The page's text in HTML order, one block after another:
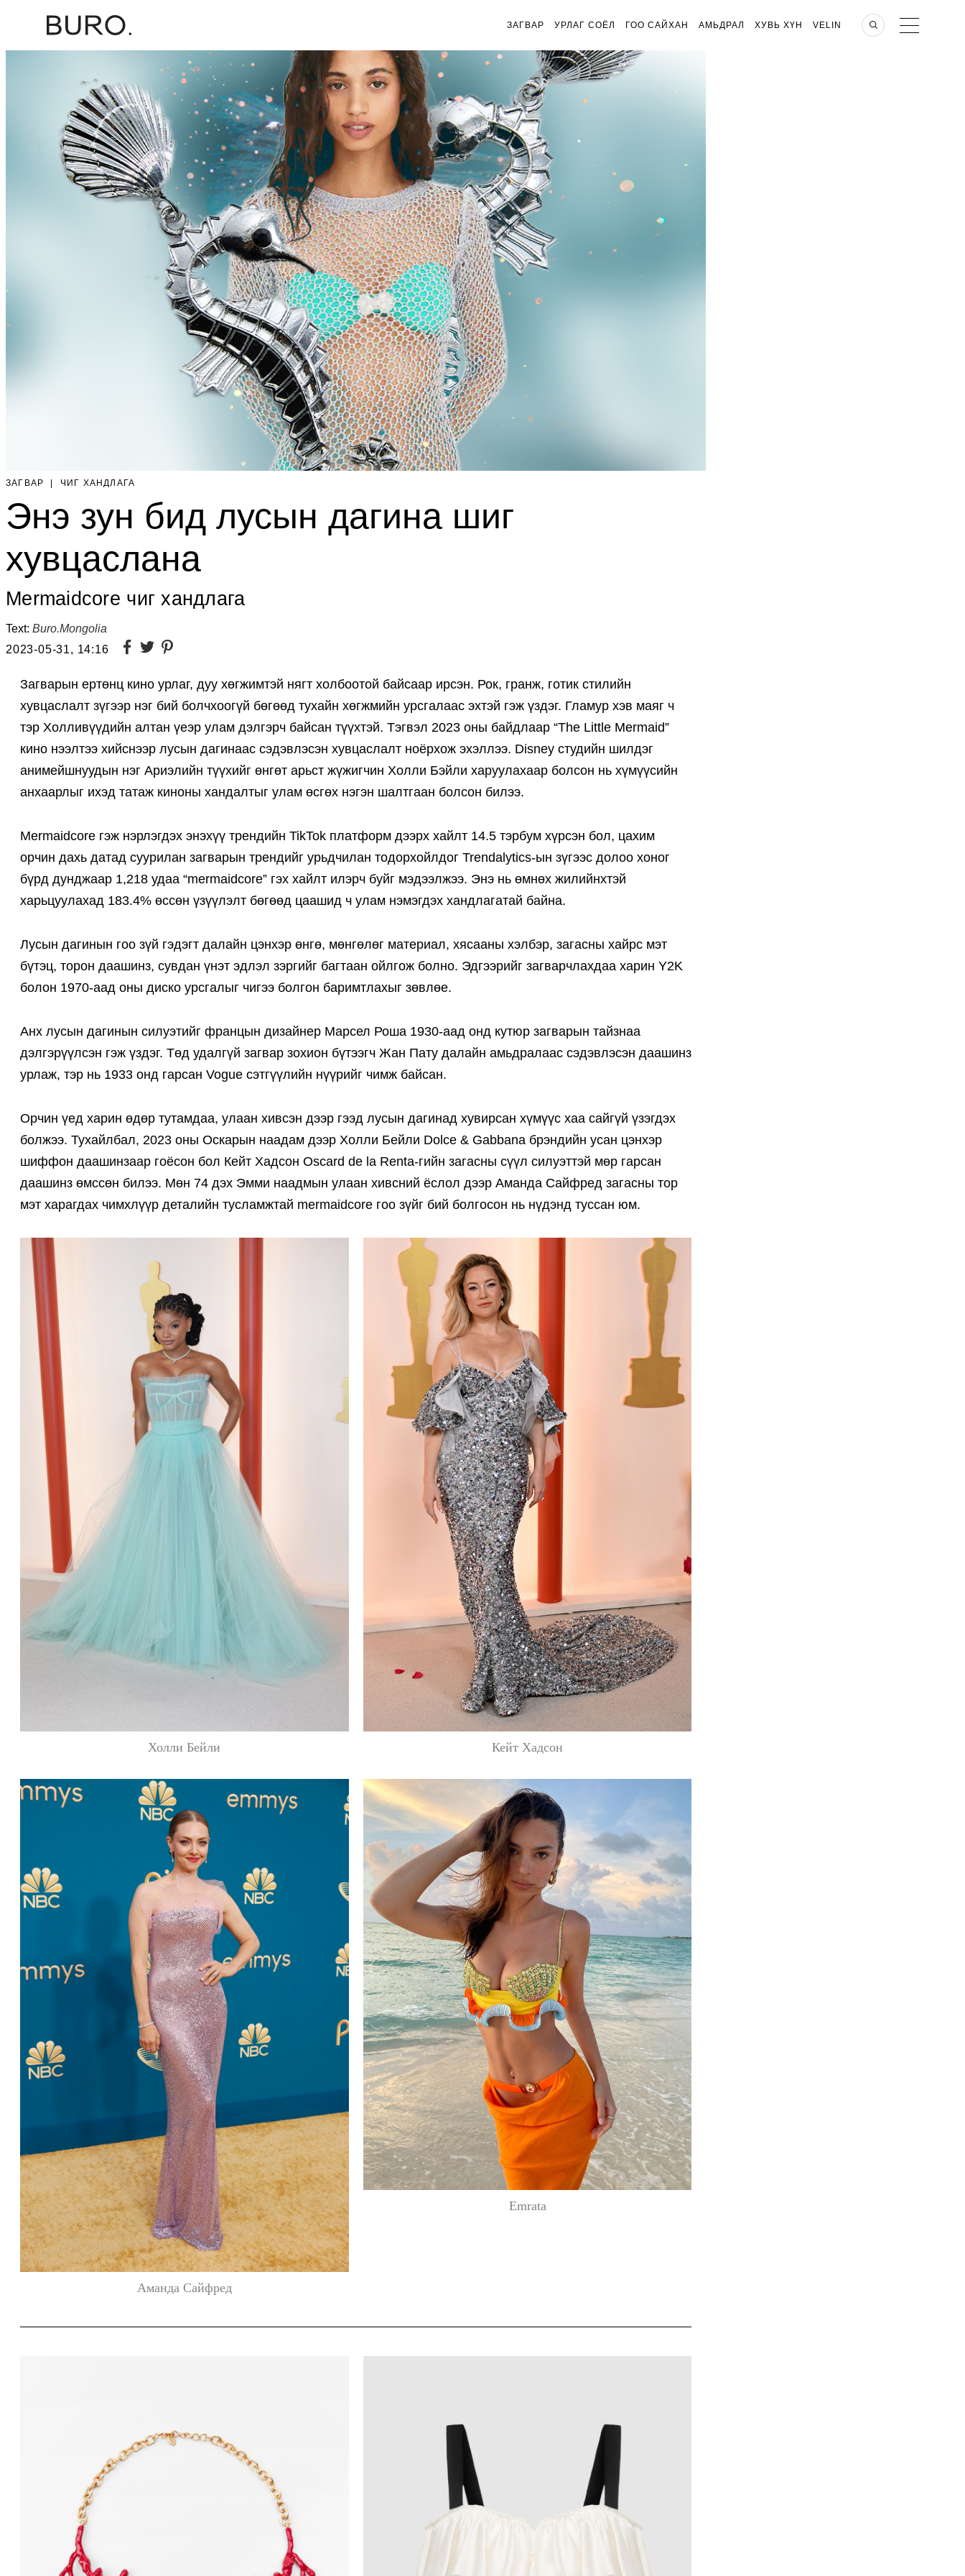
ЗАГВАР УРЛАГ СОЁЛ ГОО САЙХАН АМЬДРАЛ ХУВЬ ХҮН VELIN
ЗАГВАР ЧИГ ХАНДЛАГА
Энэ зун бид лусын дагина шиг
хувцаслана
Mermaidcore чиг хандлага
Text: Buro.Mongolia
2023-05-31, 14:16
Загварын ертөнц кино урлаг, дуу хөгжимтэй нягт холбоотой байсаар ирсэн. Рок, гранж, готик стилийн
хувцаслалт зүгээр нэг бий болчхоогүй бөгөөд тухайн хөгжмийн урсгалаас эхтэй гэж үздэг. Гламур хэв маяг ч
тэр Холливүүдийн алтан үеэр улам дэлгэрч байсан түүхтэй. Тэгвэл 2023 оны байдлаар “The Little Mermaid”
кино нээлтээ хийснээр лусын дагинаас сэдэвлэсэн хувцаслалт ноёрхож эхэллээ. Disney студийн шилдэг
анимейшнуудын нэг Ариэлийн түүхийг өнгөт арьст жүжигчин Холли Бэйли харуулахаар болсон нь хүмүүсийн
анхаарлыг ихэд татаж киноны хандалтыг улам өсгөх нэгэн шалтгаан болсон билээ.
Mermaidcore гэж нэрлэгдэх энэхүү трендийн TikTok платформ дээрх хайлт 14.5 тэрбум хүрсэн бол, цахим
орчин дахь датад суурилан загварын трендийг урьдчилан тодорхойлдог Trendalytics-ын зүгээс долоо хоног
бүрд дунджаар 1,218 удаа “mermaidcore” гэх хайлт илэрч буйг мэдээлжээ. Энэ нь өмнөх жилийнхтэй
харьцуулахад 183.4% өссөн үзүүлэлт бөгөөд цаашид ч улам нэмэгдэх хандлагатай байна.
Лусын дагинын гоо зүй гэдэгт далайн цэнхэр өнгө, мөнгөлөг материал, хясааны хэлбэр, загасны хайрс мэт
бүтэц, торон даашинз, сувдан үнэт эдлэл зэргийг багтаан ойлгож болно. Эдгээрийг загварчлахдаа харин Y2K
болон 1970-аад оны диско урсгалыг чигээ болгон баримтлахыг зөвлөе.
Анх лусын дагинын силуэтийг францын дизайнер Марсел Роша 1930-аад онд кутюр загварын тайзнаа
дэлгэрүүлсэн гэж үздэг. Төд удалгүй загвар зохион бүтээгч Жан Пату далайн амьдралаас сэдэвлэсэн даашинз
урлаж, тэр нь 1933 онд гарсан Vogue сэтгүүлийн нүүрийг чимж байсан.
Орчин үед харин өдөр тутамдаа, улаан хивсэн дээр гээд лусын дагинад хувирсан хүмүүс хаа сайгүй үзэгдэх
болжээ. Тухайлбал, 2023 оны Оскарын наадам дээр Холли Бейли Dolce & Gabbana брэндийн усан цэнхэр
шиффон даашинзаар гоёсон бол Кейт Хадсон Oscard de la Renta-гийн загасны сүүл силуэттэй мөр гарсан
даашинз өмссөн билээ. Мөн 74 дэх Эмми наадмын улаан хивсний ёслол дээр Аманда Сайфред загасны тор
мэт харагдах чимхлүүр деталийн тусламжтай mermaidcore гоо зүйг бий болгосон нь нүдэнд туссан юм.
Холли Бейли Кейт Хадсон
Аманда Сайфред
Emrata